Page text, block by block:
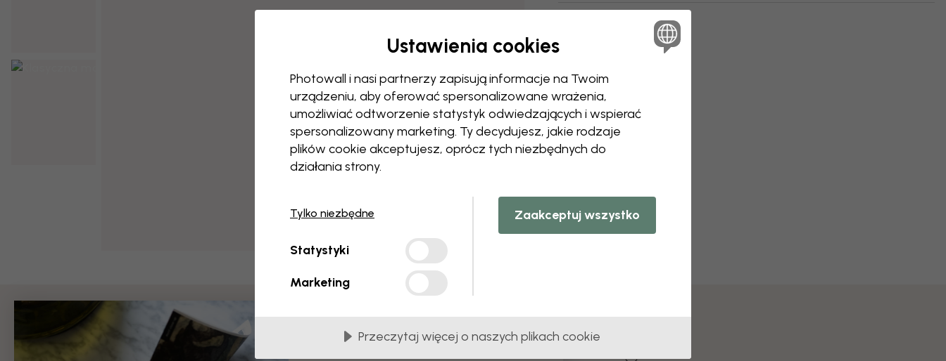
Często zadawane pytania
Ustawienia cookies
Photowall i nasi partnerzy zapisują informacje na Twoim
urządzeniu, aby oferować spersonalizowane wrażenia,
umożliwiać odtworzenie statystyk odwiedzających i wspierać
spersonalizowany marketing. Ty decydujesz, jakie rodzaje
plików cookie akceptujesz, oprócz tych niezbędnych do
działania strony.
Tylko niezbędne
Statystyki
Marketing
Zaakceptuj wszystko
Przeczytaj więcej o naszych plikach cookie